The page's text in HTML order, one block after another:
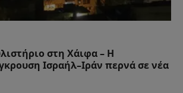
στη Χάιφα – Η
Ισραήλ–Ιράν περνά σε νέα